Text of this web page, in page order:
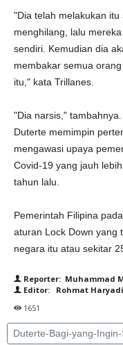
"Dia telah melakukan
menghilang, lalu
sendiri. Kemudian dia
membakar semua
itu," kata Trillanes.
"Dia narsis,"
Duterte memimpin
mengawasi upaya
Covid-19 yang jauh
tahun lalu.
Pemerintah Filipina
aturan Lock Down yang
negara itu atau sekitar
Reporter: Muhammad
Editor: Rohmat Haryadi
1651
Duterte-Bagi-yang-